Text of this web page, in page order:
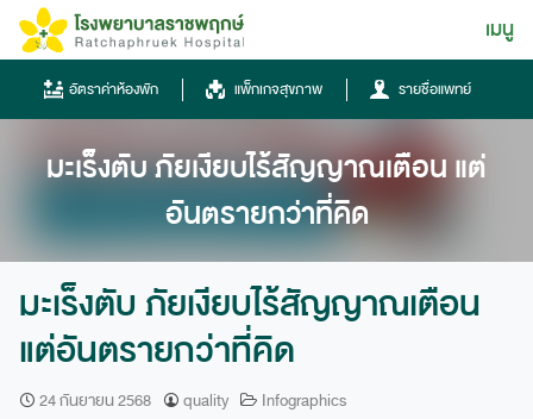
Skip
content
เมนู
โทรศัพท์
ไทย
ไทย
English
Chinese
อัตราค่าห้องพัก แพ็กเกจสุขภาพ รายชื่อแพทย์
มะเร็งตับ ภัยเงียบไร้สัญญาณเตือน แต่
อันตรายกว่าที่คิด
มะเร็งตับ ภัยเงียบไร้สัญญาณเตือน
แต่อันตรายกว่าที่คิด
24 กันยายน 2568 quality Infographics